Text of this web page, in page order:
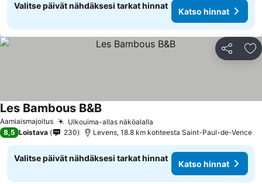
Valitse päivät nähdäksesi tarkat hinnat
Katso hinnat
Jaa
Aamiaismajoitus Ulkouima-allas näköalalla
Les Bambous B&BKatso hinnat
8,5 Loistava 230 Levens, 18.8 km kohteesta Saint-Paul-de-Vence
Valitse päivät nähdäksesi tarkat hinnat
Katso hinnat